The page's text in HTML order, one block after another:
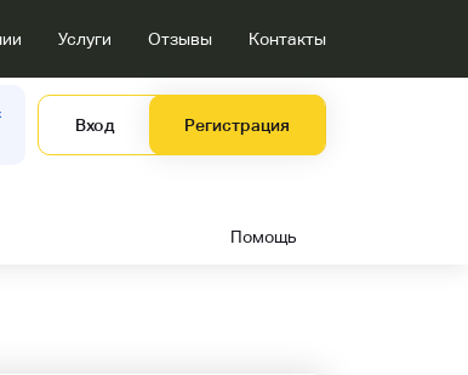
Услуги Отзывы Контакты
Вход Регистрация
Помощь